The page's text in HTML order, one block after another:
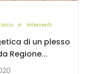
Interventi
di un plesso
Regione...